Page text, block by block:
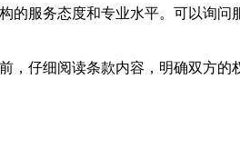
的服务态度和专业水平。可以询问
仔细阅读条款内容，明确双方的